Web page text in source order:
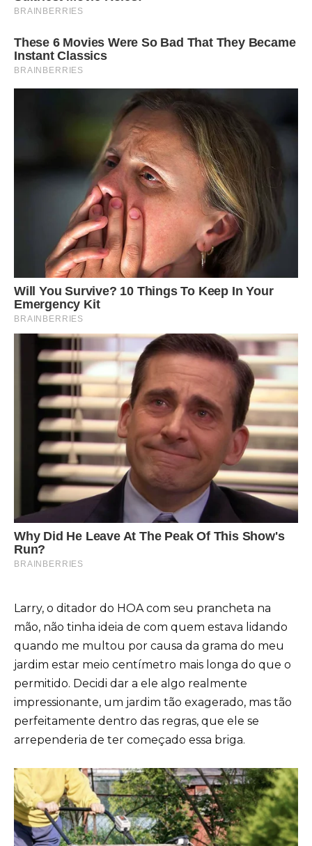
Larry, o ditador do HOA com seu prancheta na
mão, não tinha ideia de com quem estava lidando
quando me multou por causa da grama do meu
jardim estar meio centímetro mais longa do que o
permitido. Decidi dar a ele algo realmente
impressionante, um jardim tão exagerado, mas tão
perfeitamente dentro das regras, que ele se
arrependeria de ter começado essa briga.